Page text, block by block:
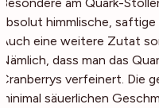
absolut himmlische,
Auch eine weitere Zutat
Nämlich, dass man das
Cranberrys verfeinert. Die
minimal säuerlichen